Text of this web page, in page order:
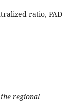
ratio, PAD
regional